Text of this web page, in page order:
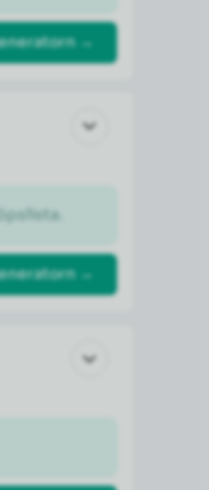
→
→